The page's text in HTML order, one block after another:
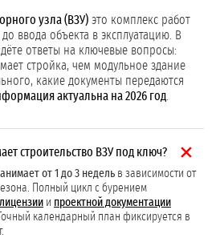
узла (ВЗУ) это комплекс работ
ввода объекта в эксплуатацию. В
ответы на ключевые вопросы:
стройка, чем модульное здание
какие документы передаются
актуальна на 2026 год
строительство ВЗУ под ключ?
от 1 до 3 недель в зависимости от
Полный цикл с бурением
лицензии и проектной документации
календарный план фиксируется в